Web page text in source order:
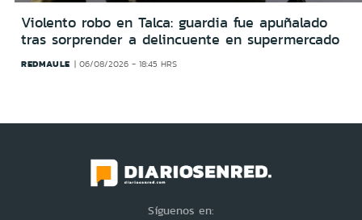
Violento robo en Talca: guardia fue apuñalado
tras sorprender a delincuente en supermercado
REDMAULE 06/08/2026 - 18:45 HRS
Síguenos en: